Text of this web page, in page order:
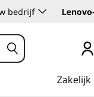
bedrijf
Zakelijk